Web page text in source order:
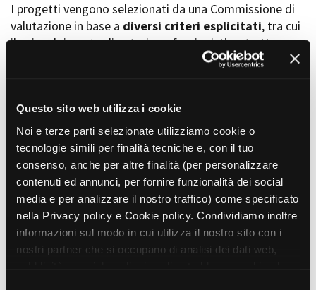
Questo sito web utilizza i cookie
Noi e terze parti selezionate utilizziamo cookie o
tecnologie simili per finalità tecniche e, con il tuo
consenso, anche per altre finalità (per personalizzare
contenuti ed annunci, per fornire funzionalità dei social
media e per analizzare il nostro traffico) come specificato
nella Privacy policy e Cookie policy. Condividiamo inoltre
informazioni sul modo in cui utilizza il nostro sito con i
nostri partner che si occupano di analisi dei dati web,
Amministrazione trasparente
Bandi e gare
Whistleblowing
I progetti vengono selezionati da una Commissione di
valutazione in base a diversi criteri esplicitati, tra cui
il coinvolgimento di autori, professionisti e strutture
torinesi e piemontesi, i co-finanziamenti e l’effettiva
diffusione attraverso molteplici canali (proiezioni in sala,
canali televisivi, homevideo, piattaforme web...).
Progetti in progress
Vedi 105 progetti in progress